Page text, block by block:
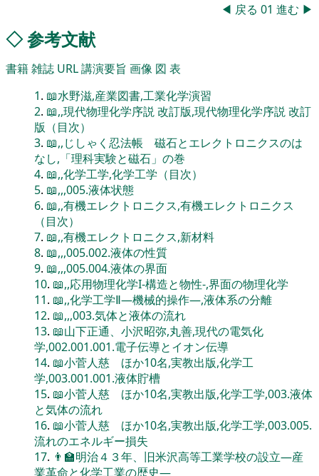
◀ 戻る 01 進む ▶
◇参考文献
書籍雑誌 URL講演要旨 画像 図 表
1. 📖水野滋,産業図書,工業化学演習
2. 📖,,現代物理化学序説 改訂版,現代物理化学序説 改訂
版（目次）
3. 📖,,じしゃく忍法帳 磁石とエレクトロニクスのは
なし,「理科実験と磁石」の巻
4. 📖,,化学工学,化学工学（目次）
5. 📖,,,005.液体状態
6. 📖,,有機エレクトロニクス,有機エレクトロニクス
（目次）
7. 📖,,有機エレクトロニクス,新材料
8. 📖,,,005.002.液体の性質
9. 📖,,,005.004.液体の界面
10. 📖,,応用物理化学I-構造と物性-,界面の物理化学
11. 📖,,化学工学Ⅱ―機械的操作―,液体系の分離
12. 📖,,,003.気体と液体の流れ
13. 📖山下正通、小沢昭弥,丸善,現代の電気化
学,002.001.001.電子伝導とイオン伝導
14. 📖小菅人慈 ほか10名,実教出版,化学工
学,003.001.001.液体貯槽
15. 📖小菅人慈 ほか10名,実教出版,化学工学,003.液体
と気体の流れ
16. 📖小菅人慈 ほか10名,実教出版,化学工学,003.005.
流れのエネルギー損失
17. 👨‍🏫明治４３年、旧米沢高等工業学校の設立―産
業革命と化学工業の歴史―